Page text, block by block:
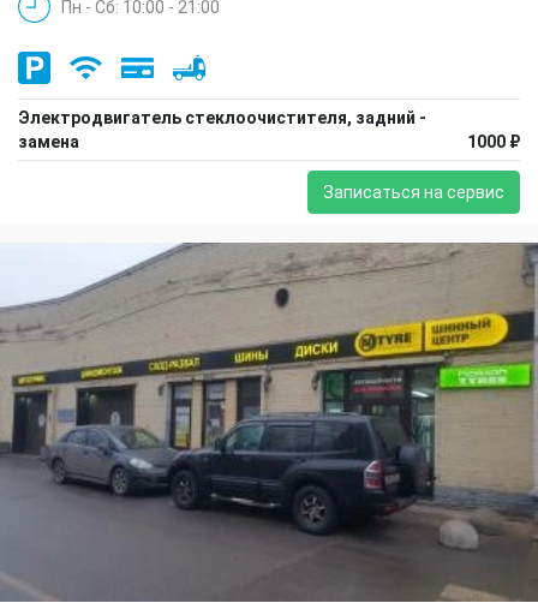
Пн - Сб: 10:00 - 21:00
Электродвигатель стеклоочистителя, задний -
замена
1000 ₽
Записаться на сервис